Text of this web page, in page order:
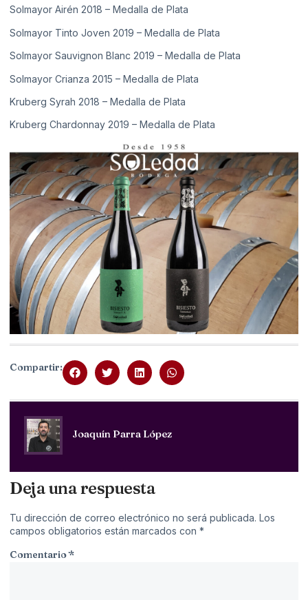
Solmayor Airén 2018 – Medalla de Plata
Solmayor Tinto Joven 2019 – Medalla de Plata
Solmayor Sauvignon Blanc 2019 – Medalla de Plata
Solmayor Crianza 2015 – Medalla de Plata
Kruberg Syrah 2018 – Medalla de Plata
Kruberg Chardonnay 2019 – Medalla de Plata
Compartir:
Joaquín Parra López
Deja una respuesta
Tu dirección de correo electrónico no será publicada. Los
campos obligatorios están marcados con *
Comentario*